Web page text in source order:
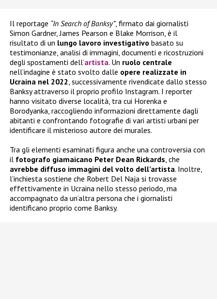
Il reportage “In Search of Banksy”, firmato dai giornalisti
Simon Gardner, James Pearson e Blake Morrison, è il
risultato di un lungo lavoro investigativo basato su
testimonianze, analisi di immagini, documenti e ricostruzioni
degli spostamenti dell’artista. Un ruolo centrale
nell’indagine è stato svolto dalle opere realizzate in
Ucraina nel 2022 , successivamente rivendicate dallo stesso
Banksy attraverso il proprio profilo Instagram. I reporter
hanno visitato diverse località, tra cui Horenka e
Borodyanka, raccogliendo informazioni direttamente dagli
abitanti e confrontando fotografie di vari artisti urbani per
identificare il misterioso autore dei murales.
Tra gli elementi esaminati figura anche una controversia con
il fotografo giamaicano Peter Dean Rickards , che
avrebbe diffuso immagini del volto dell’artista. Inoltre,
l’inchiesta sostiene che Robert Del Naja si trovasse
effettivamente in Ucraina nello stesso periodo, ma
accompagnato da un’altra persona che i giornalisti
identificano proprio come Banksy.